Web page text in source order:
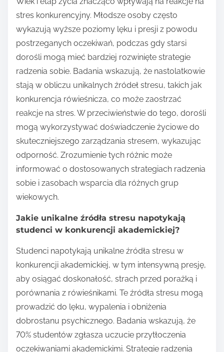
stres konkurencyjny. Młodsze osoby często
wykazują wyższe poziomy lęku i presji z powodu
postrzeganych oczekiwań, podczas gdy starsi
dorośli mogą mieć bardziej rozwinięte strategie
radzenia sobie. Badania wskazują, że nastolatkowie
stają w obliczu unikalnych źródeł stresu, takich jak
konkurencja rówieśnicza, co może zaostrzać
reakcje na stres. W przeciwieństwie do tego, dorośli
mogą wykorzystywać doświadczenie życiowe do
skuteczniejszego zarządzania stresem, wykazując
odporność. Zrozumienie tych różnic może
informować o dostosowanych strategiach radzenia
sobie i zasobach wsparcia dla różnych grup
wiekowych.
Jakie unikalne źródła stresu napotykają
studenci w konkurencji akademickiej?
Studenci napotykają unikalne źródła stresu w
konkurencji akademickiej, w tym intensywną presję,
aby osiągać doskonałość, strach przed porażką i
porównania z rówieśnikami. Te źródła stresu mogą
prowadzić do lęku, wypalenia i obniżenia
dobrostanu psychicznego. Badania wskazują, że
70% studentów zgłasza uczucie przytłoczenia
oczekiwaniami akademickimi. Strategie radzenia